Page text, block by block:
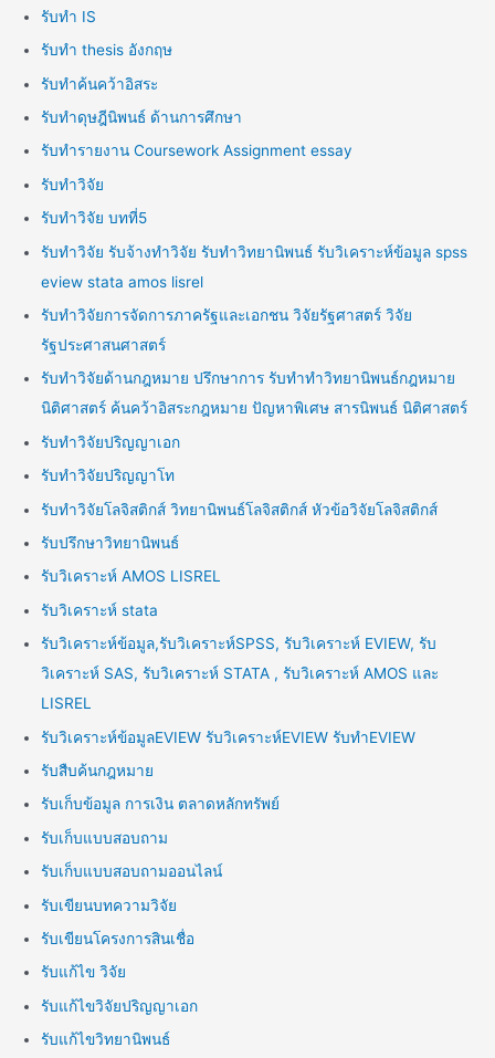
รับทำ IS
รับทำ thesis อังกฤษ
รับทำค้นคว้าอิสระ
รับทำดุษฎีนิพนธ์ ด้านการศึกษา
รับทำรายงาน Coursework Assignment essay
รับทำวิจัย
รับทำวิจัย บทที่5
รับทำวิจัย รับจ้างทำวิจัย รับทำวิทยานิพนธ์ รับวิเคราะห์ข้อมูล spss
eview stata amos lisrel
รับทำวิจัยการจัดการภาครัฐและเอกชน วิจัยรัฐศาสตร์ วิจัย
รัฐประศาสนศาสตร์
รับทำวิจัยด้านกฎหมาย ปรึกษาการ รับทำทำวิทยานิพนธ์กฎหมาย
นิติศาสตร์ ค้นคว้าอิสระกฎหมาย ปัญหาพิเศษ สารนิพนธ์ นิติศาสตร์
รับทำวิจัยปริญญาเอก
รับทำวิจัยปริญญาโท
รับทำวิจัยโลจิสติกส์ วิทยานิพนธ์โลจิสติกส์ หัวข้อวิจัยโลจิสติกส์
รับปรึกษาวิทยานิพนธ์
รับวิเคราะห์ AMOS LISREL
รับวิเคราะห์ stata
รับวิเคราะห์ข้อมูล,รับวิเคราะห์SPSS, รับวิเคราะห์ EVIEW, รับ
วิเคราะห์ SAS, รับวิเคราะห์ STATA , รับวิเคราะห์ AMOS และ
LISREL
รับวิเคราะห์ข้อมูลEVIEW รับวิเคราะห์EVIEW รับทำEVIEW
รับสืบค้นกฎหมาย
รับเก็บข้อมูล การเงิน ตลาดหลักทรัพย์
รับเก็บแบบสอบถาม
รับเก็บแบบสอบถามออนไลน์
รับเขียนบทความวิจัย
รับเขียนโครงการสินเชื่อ
รับแก้ไข วิจัย
รับแก้ไขวิจัยปริญญาเอก
รับแก้ไขวิทยานิพนธ์